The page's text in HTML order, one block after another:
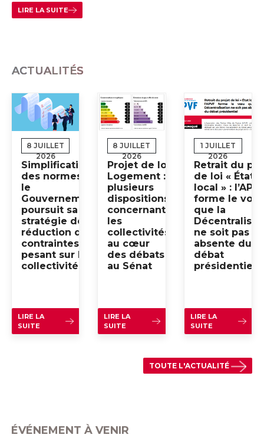
LIRE LA SUITE
ACTUALITÉS
8 JUILLET
2026
Simplification
des normes :
le
Gouvernement
poursuit sa
stratégie de
réduction des
contraintes
pesant sur les
collectivités
LIRE LA
SUITE
8 JUILLET
2026
Projet de loi
Logement :
plusieurs
dispositions
concernant
les
collectivités
au cœur
des débats
au Sénat
LIRE LA
SUITE
1 JUILLET
2026
Retrait du
de loi « État
local » :
forme le vœu
que la
ne soit pas
absente du
débat
présidentiel
LIRE LA
SUITE
TOUTE L'ACTUALITÉ
ÉVÉNEMENT À VENIR